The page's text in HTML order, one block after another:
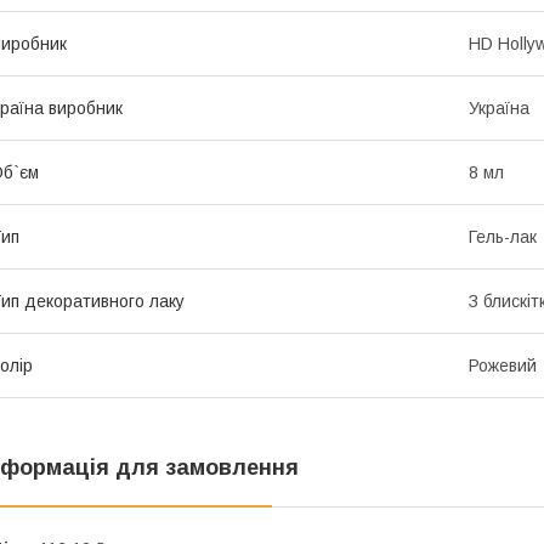
HD
виробник Україна
8 мл
Гель-лак
декоративного лаку З
Рожевий
для замовлення